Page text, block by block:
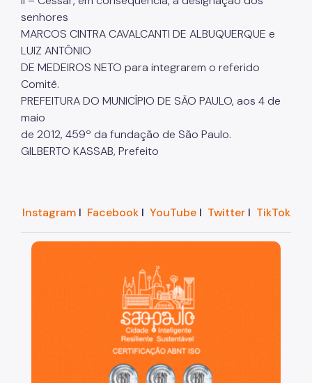
senhores
MARCOS CINTRA CAVALCANTI DE ALBUQUERQUE e
LUIZ ANTÔNIO
DE MEDEIROS NETO para integrarem o referido
Comitê.
PREFEITURA DO MUNICÍPIO DE SÃO PAULO, aos 4 de
maio
de 2012, 459º da fundação de São Paulo.
GILBERTO KASSAB, Prefeito
InstagramI FacebookI YouTubeI TwitterI TikTok
São Paulo, cidade inteligente, resiliente e sustentável